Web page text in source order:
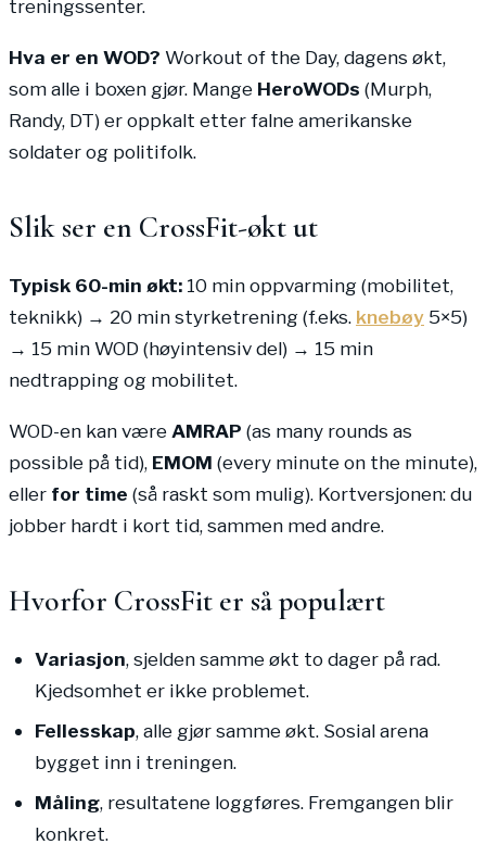
treningssenter.
Hva er en WOD? Workout of the Day, dagens økt,
som alle i boxen gjør. Mange HeroWODs (Murph,
Randy, DT) er oppkalt etter falne amerikanske
soldater og politifolk.
Slik ser en CrossFit-økt ut
Typisk 60-min økt: 10 min oppvarming (mobilitet,
teknikk) → 20 min styrketrening (f.eks. knebøy 5×5)
→ 15 min WOD (høyintensiv del) → 15 min
nedtrapping og mobilitet.
WOD-en kan væreAMRAP (as many rounds as
possible på tid), EMOM (every minute on the minute),
eller for time (så raskt som mulig). Kortversjonen: du
jobber hardt i kort tid, sammen med andre.
Hvorfor CrossFit er så populært
Variasjon, sjelden samme økt to dager på rad.
Kjedsomhet er ikke problemet.
Fellesskap, alle gjør samme økt. Sosial arena
bygget inn i treningen.
Måling, resultatene loggføres. Fremgangen blir
konkret.